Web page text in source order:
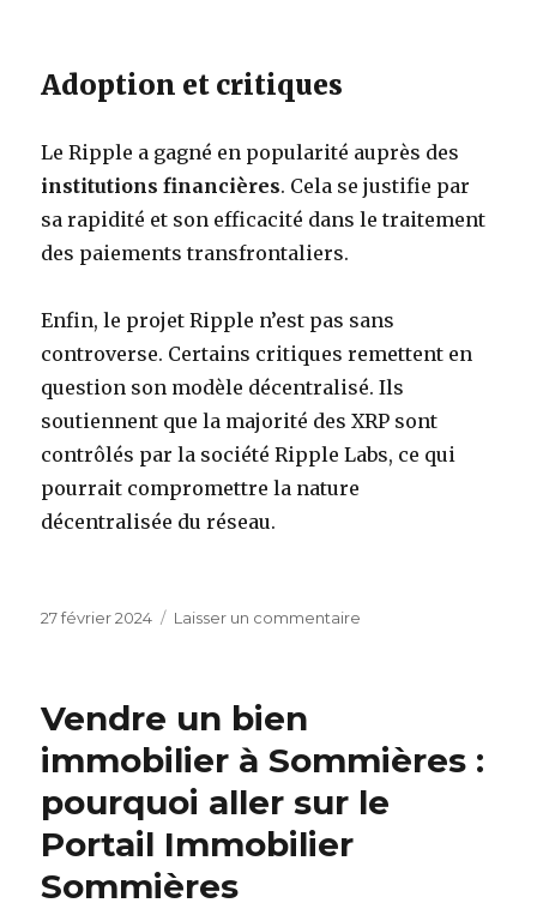
Adoption et critiques
Le Ripple a gagné en popularité auprès des
institutions financières. Cela se justifie par
sa rapidité et son efficacité dans le traitement
des paiements transfrontaliers.
Enfin, le projet Ripple n’est pas sans
controverse. Certains critiques remettent en
question son modèle décentralisé. Ils
soutiennent que la majorité des XRP sont
contrôlés par la société Ripple Labs, ce qui
pourrait compromettre la nature
décentralisée du réseau.
Publié
27 février 2024 Laisser un commentaire
Ripple ?
Vendre un bien
immobilier à Sommières :
pourquoi aller sur le
Portail Immobilier
Sommières